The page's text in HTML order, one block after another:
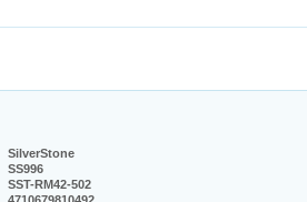
SilverStone
SS996
SST-RM42-502